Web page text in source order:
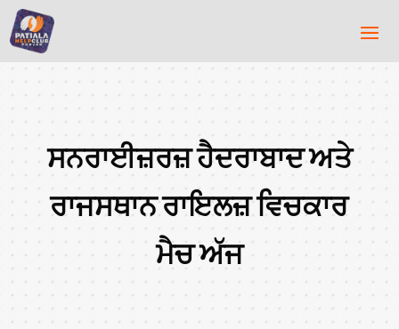
ਸਨਰਾਈਜ਼ਰਜ਼ ਹੈਦਰਾਬਾਦ ਅਤੇ
ਰਾਜਸਥਾਨ ਰਾਇਲਜ਼ ਵਿਚਕਾਰ
ਮੈਚ ਅੱਜ